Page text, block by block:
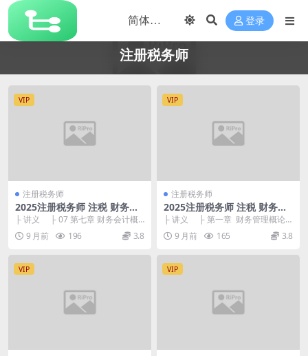
登录
注册税务师
VIP
注册税务师
2025注册税务师 注税 财务与
会计 轻一·基础细讲班 王立立
├ 讲义 ├ 07 第七章 财务会计概
论.pdf 3.58M ...
9 月前 196 3.8
VIP
注册税务师
2025注册税务师 注税 财务与
会计 应试·基础精修班-王成瑶
├ 讲义 ├ 第一章 财务管理概论(P
DF省纸版)_批量水印_批量水印...
9 月前 165 3.8
VIP VIP